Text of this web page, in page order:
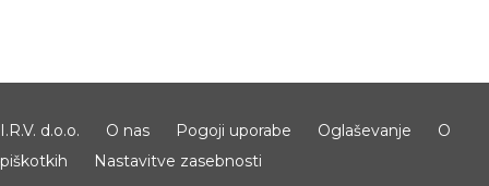
I.R.V. d.o.o. O nas Pogoji uporabe Oglaševanje
O
piškotkih
Nastavitve zasebnosti